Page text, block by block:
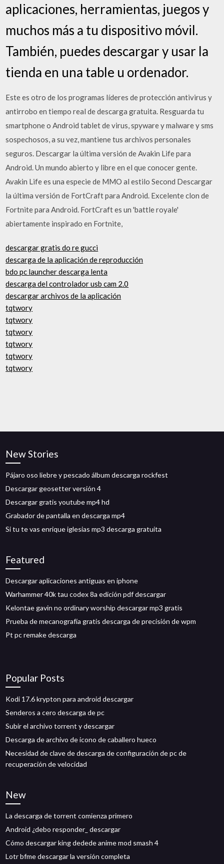
aplicaciones, herramientas, juegos y
muchos más a tu dispositivo móvil.
También, puedes descargar y usar la
tienda en una table u ordenador.
Este es otro de los programas líderes de protección antivirus y
antirrobo en tiempo real de descarga gratuita. Resguarda tu
smartphone o Android tablet de virus, spyware y malware y sms
sospechosos, a su vez, mantiene tus archivos personales
seguros. Descargar la última versión de Avakin Life para
Android. Un mundo abierto y libre en el que conocer gente.
Avakin Life es una especie de MMO al estilo Second Descargar
la última versión de FortCraft para Android. Excelente clon de
Fortnite para Android. FortCraft es un 'battle royale'
abiertamente inspirado en Fortnite,
descargar gratis do re gucci
descarga de la aplicación de reproducción
bdo pc launcher descarga lenta
descarga del controlador usb cam 2.0
descargar archivos de la aplicación
tqtwory
tqtwory
tqtwory
tqtwory
tqtwory
tqtwory
New Stories
Pájaro oso liebre y pescado álbum descarga rockfest
Descargar geosetter versión 4
Descargar gratis youtube mp4 hd
Grabador de pantalla en descarga mp4
Si tu te vas enrique iglesias mp3 descarga gratuita
Featured
Descargar aplicaciones antiguas en iphone
Warhammer 40k tau codex 8a edición pdf descargar
Kelontae gavin no ordinary worship descargar mp3 gratis
Prueba de mecanografía gratis descarga de precisión de wpm
Pt pc remake descarga
Popular Posts
Kodi 17.6 krypton para android descargar
Senderos a cero descarga de pc
Subir el archivo torrent y descargar
Descarga de archivo de icono de caballero hueco
Necesidad de clave de descarga de configuración de pc de
recuperación de velocidad
New
La descarga de torrent comienza primero
Android ¿debo responder_ descargar
Cómo descargar king dedede anime mod smash 4
Lotr bfme descargar la versión completa